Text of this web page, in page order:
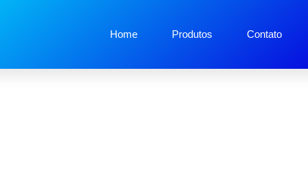
Home Produtos Contato